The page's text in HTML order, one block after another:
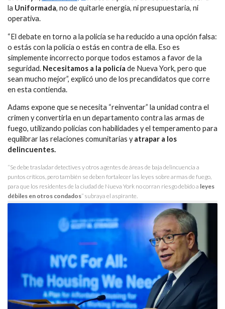
la Uniformada, no de quitarle energía, ni presupuestaria, ni
operativa.
“El debate en torno a la policía se ha reducido a una opción falsa:
o estás con la policía o estás en contra de ella. Eso es
simplemente incorrecto porque todos estamos a favor de la
seguridad. Necesitamos a la policía de Nueva York, pero que
sean mucho mejor”, explicó uno de los precandidatos que corre
en esta contienda.
Adams expone que se necesita “reinventar” la unidad contra el
crimen y convertirla en un departamento contra las armas de
fuego, utilizando policías con habilidades y el temperamento para
equilibrar las relaciones comunitarias yatrapar a los
delincuentes.
“Se debe trasladar detectives y otros agentes de áreas de baja delincuencia a
puntos críticos, pero también se deben fortalecer las leyes sobre armas de fuego,
para que los residentes de la ciudad de Nueva York no corran riesgo debido a leyes
débiles en otros condados” subraya el aspirante.